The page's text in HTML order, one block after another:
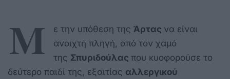
Μ ε την υπόθεση της Άρτας να είναι
ανοιχτή πληγή, από τον χαμό
της Σπυριδούλας που κυοφορούσε το
δεύτερο παιδί της, εξαιτίας αλλεργικού